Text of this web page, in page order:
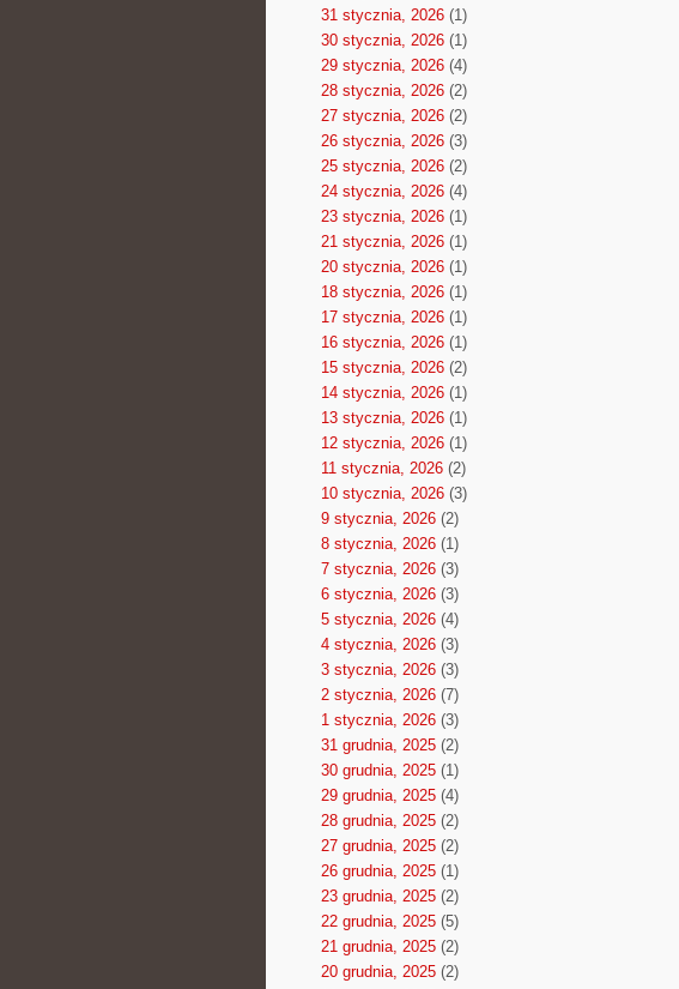
31 stycznia, 2026(1)
30 stycznia, 2026(1)
29 stycznia, 2026(4)
28 stycznia, 2026(2)
27 stycznia, 2026(2)
26 stycznia, 2026(3)
25 stycznia, 2026(2)
24 stycznia, 2026(4)
23 stycznia, 2026(1)
21 stycznia, 2026(1)
20 stycznia, 2026(1)
18 stycznia, 2026(1)
17 stycznia, 2026(1)
16 stycznia, 2026(1)
15 stycznia, 2026(2)
14 stycznia, 2026(1)
13 stycznia, 2026(1)
12 stycznia, 2026(1)
11 stycznia, 2026(2)
10 stycznia, 2026(3)
9 stycznia, 2026(2)
8 stycznia, 2026(1)
7 stycznia, 2026(3)
6 stycznia, 2026(3)
5 stycznia, 2026(4)
4 stycznia, 2026(3)
3 stycznia, 2026(3)
2 stycznia, 2026(7)
1 stycznia, 2026(3)
31 grudnia, 2025(2)
30 grudnia, 2025(1)
29 grudnia, 2025(4)
28 grudnia, 2025(2)
27 grudnia, 2025(2)
26 grudnia, 2025(1)
23 grudnia, 2025(2)
22 grudnia, 2025(5)
21 grudnia, 2025(2)
20 grudnia, 2025(2)